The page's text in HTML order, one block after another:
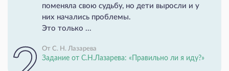
поменяла свою судьбу, но дети выросли и у
них начались проблемы.
Это только ...
От С. Н. Лазарева
Задание от С.Н.Лазарева: «Правильно ли я иду?»